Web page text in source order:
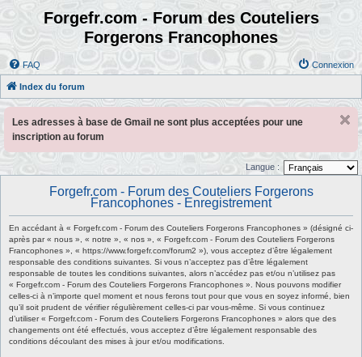
Forgefr.com - Forum des Couteliers
Forgerons Francophones
FAQ Connexion
Index du forum
Les adresses à base de Gmail ne sont plus acceptées pour une
inscription au forum
Langue :
Forgefr.com - Forum des Couteliers Forgerons
Francophones - Enregistrement
En accédant à « Forgefr.com - Forum des Couteliers Forgerons Francophones » (désigné ci-
après par « nous », « notre », « nos », « Forgefr.com - Forum des Couteliers Forgerons
Francophones », « https://www.forgefr.com/forum2 »), vous acceptez d’être légalement
responsable des conditions suivantes. Si vous n’acceptez pas d’être légalement
responsable de toutes les conditions suivantes, alors n’accédez pas et/ou n’utilisez pas
« Forgefr.com - Forum des Couteliers Forgerons Francophones ». Nous pouvons modifier
celles-ci à n’importe quel moment et nous ferons tout pour que vous en soyez informé, bien
qu’il soit prudent de vérifier régulièrement celles-ci par vous-même. Si vous continuez
d’utiliser « Forgefr.com - Forum des Couteliers Forgerons Francophones » alors que des
changements ont été effectués, vous acceptez d’être légalement responsable des
conditions découlant des mises à jour et/ou modifications.